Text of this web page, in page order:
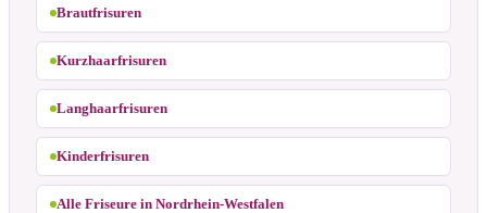
Brautfrisuren
Kurzhaarfrisuren
Langhaarfrisuren
Kinderfrisuren
Alle Friseure in Nordrhein-Westfalen